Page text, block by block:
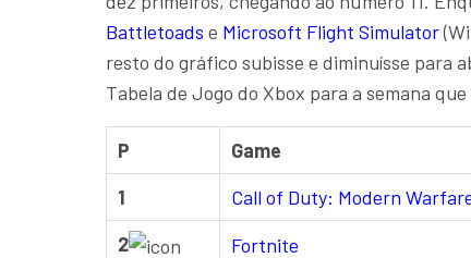
Battletoads e Microsoft Flight Simulator
resto do gráfico subisse e diminuísse para
Tabela de Jogo do Xbox para a semana
P Game
1
Call of Duty: Modern
2
Fortnite